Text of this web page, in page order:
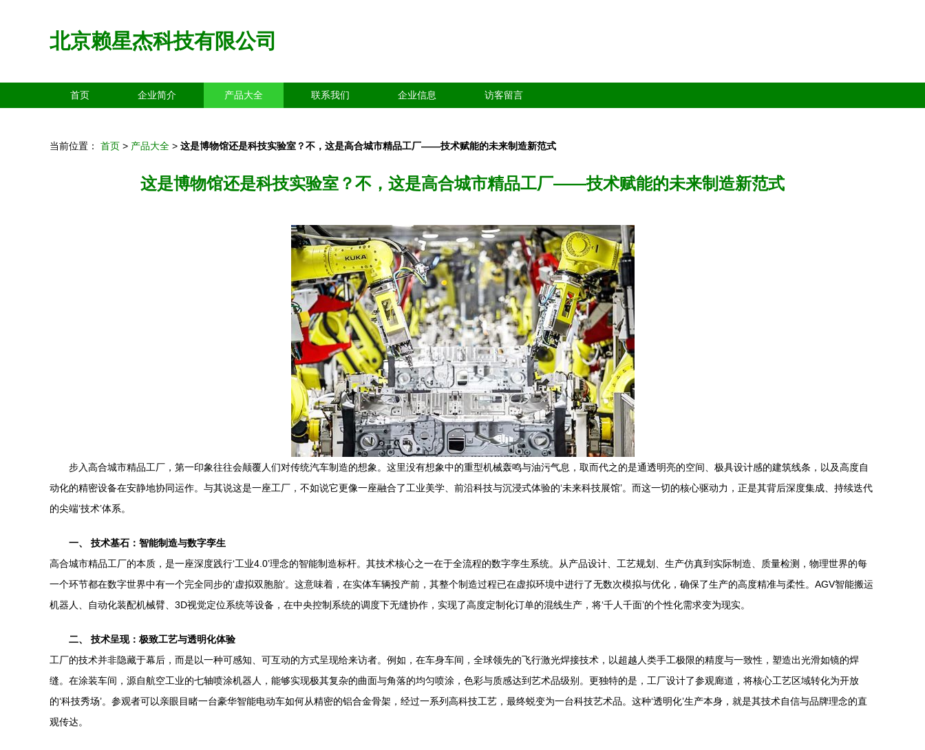
北京赖星杰科技有限公司
首页 企业简介 产品大全 联系我们 企业信息 访客留言
当前位置： 首页 > 产品大全 > 这是博物馆还是科技实验室？不，这是高合城市精品工厂——技术赋能的未来制造新范式
这是博物馆还是科技实验室？不，这是高合城市精品工厂——技术赋能的未来制造新范式
步入高合城市精品工厂，第一印象往往会颠覆人们对传统汽车制造的想象。这里没有想象中的重型机械轰鸣与油污气息，取而代之的是通透明亮的空间、极具设计感的建筑线条，以及高度自
动化的精密设备在安静地协同运作。与其说这是一座工厂，不如说它更像一座融合了工业美学、前沿科技与沉浸式体验的‘未来科技展馆’。而这一切的核心驱动力，正是其背后深度集成、持续迭代
的尖端‘技术’体系。
一、 技术基石：智能制造与数字孪生
高合城市精品工厂的本质，是一座深度践行‘工业4.0’理念的智能制造标杆。其技术核心之一在于全流程的数字孪生系统。从产品设计、工艺规划、生产仿真到实际制造、质量检测，物理世界的每
一个环节都在数字世界中有一个完全同步的‘虚拟双胞胎’。这意味着，在实体车辆投产前，其整个制造过程已在虚拟环境中进行了无数次模拟与优化，确保了生产的高度精准与柔性。AGV智能搬运
机器人、自动化装配机械臂、3D视觉定位系统等设备，在中央控制系统的调度下无缝协作，实现了高度定制化订单的混线生产，将‘千人千面’的个性化需求变为现实。
二、 技术呈现：极致工艺与透明化体验
工厂的技术并非隐藏于幕后，而是以一种可感知、可互动的方式呈现给来访者。例如，在车身车间，全球领先的飞行激光焊接技术，以超越人类手工极限的精度与一致性，塑造出光滑如镜的焊
缝。在涂装车间，源自航空工业的七轴喷涂机器人，能够实现极其复杂的曲面与角落的均匀喷涂，色彩与质感达到艺术品级别。更独特的是，工厂设计了参观廊道，将核心工艺区域转化为开放
的‘科技秀场’。参观者可以亲眼目睹一台豪华智能电动车如何从精密的铝合金骨架，经过一系列高科技工艺，最终蜕变为一台科技艺术品。这种‘透明化’生产本身，就是其技术自信与品牌理念的直
观传达。